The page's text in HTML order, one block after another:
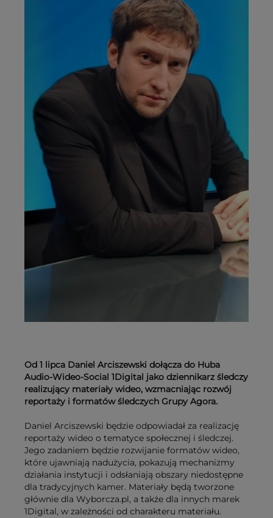
Od 1 lipca Daniel Arciszewski dołącza do Huba
Audio-Wideo-Social 1Digital jako dziennikarz śledczy
realizujący materiały wideo, wzmacniając rozwój
reportaży i formatów śledczych Grupy Agora.
Daniel Arciszewski będzie odpowiadał za realizację
reportaży wideo o tematyce społecznej i śledczej.
Jego zadaniem będzie rozwijanie formatów wideo,
które ujawniają nadużycia, pokazują mechanizmy
działania instytucji i odsłaniają obszary niedostępne
dla tradycyjnych kamer. Materiały będą tworzone
głównie dla Wyborcza.pl, a także dla innych marek
1Digital, w zależności od charakteru materiału.